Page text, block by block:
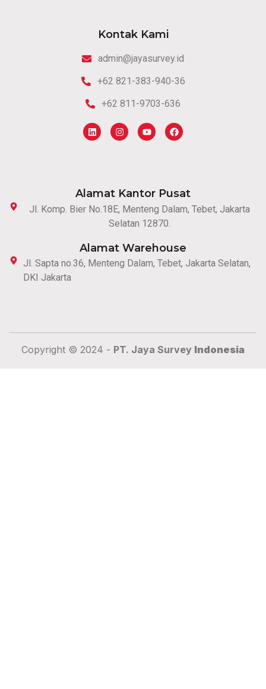
Kontak Kami
admin@jayasurvey.id
+62 821-383-940-36
+62 811-9703-636
Alamat Kantor Pusat
Jl. Komp. Bier No.18E, Menteng Dalam, Tebet, Jakarta
Selatan 12870.
Alamat Warehouse
Jl. Sapta no.36, Menteng Dalam, Tebet, Jakarta Selatan,
DKI Jakarta
Copyright © 2024 - PT. Jaya Survey Indonesia